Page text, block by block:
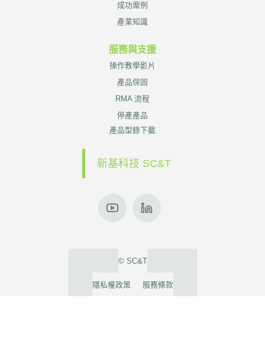
成功案例
產業知識
服務與支援
操作教學影片
產品保固
RMA 流程
停產產品
產品型錄下載
新基科技 SC&T
© SC&T
隱私權政策 服務條款